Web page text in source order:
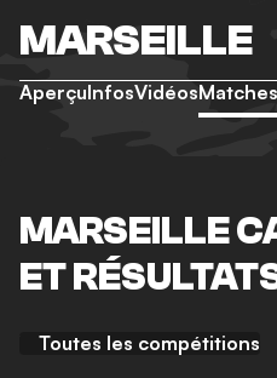
MARSEILLE
AperçuInfosVidéosMatches
MARSEILLE
ET
Toutes les compétitions